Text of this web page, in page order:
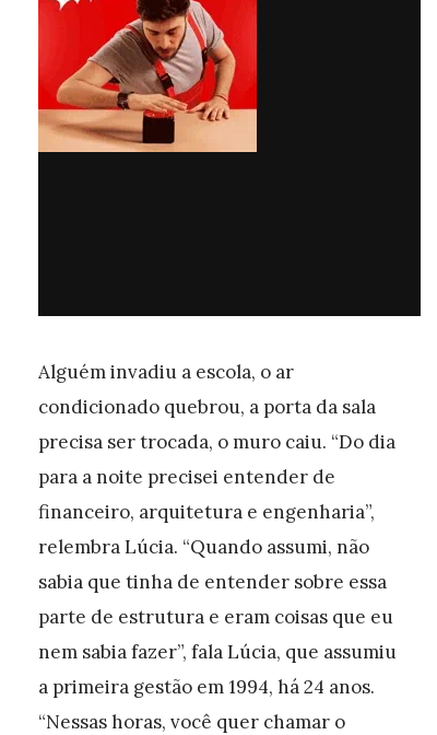
Alguém invadiu a escola, o ar
condicionado quebrou, a porta da sala
precisa ser trocada, o muro caiu. “Do dia
para a noite precisei entender de
financeiro, arquitetura e engenharia”,
relembra Lúcia. “Quando assumi, não
sabia que tinha de entender sobre essa
parte de estrutura e eram coisas que eu
nem sabia fazer”, fala Lúcia, que assumiu
a primeira gestão em 1994, há 24 anos.
“Nessas horas, você quer chamar o